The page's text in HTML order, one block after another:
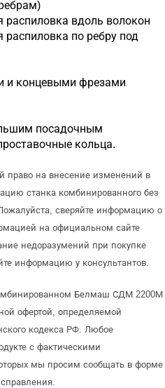
распиловка вдоль волокон
распиловка по ребру под
и концевыми фрезами
посадочным
кольца.
право на внесение изменений в
станка комбинированного без
сверяйте информацию о
на официальном сайте
недоразумений при покупке
информацию у консультантов.
Белмаш СДМ 2200М
офертой, определяемой
кодекса РФ. Любое
с фактическими
мы просим сообщать в форме